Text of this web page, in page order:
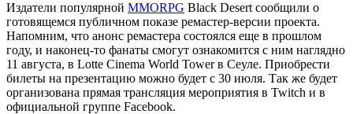
Издатели популярной MMORPG Black Desert сообщили о
готовящемся публичном показе ремастер-версии проекта.
Напомним, что анонс ремастера состоялся еще в прошлом
году, и наконец-то фанаты смогут ознакомится с ним наглядно
11 августа, в Lotte Cinema World Tower в Сеуле. Приобрести
билеты на презентацию можно будет с 30 июля. Так же будет
организована прямая трансляция мероприятия в Twitch и в
официальной группе Facebook.